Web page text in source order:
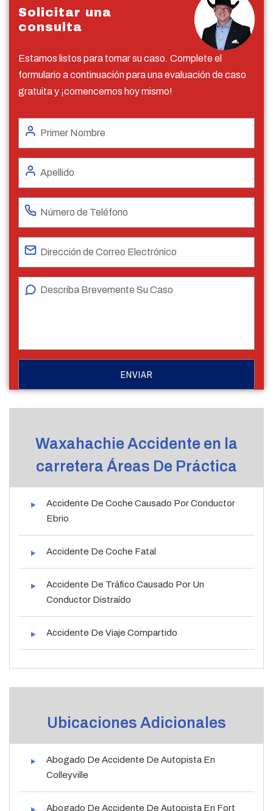
Solicitar una
consulta
Estamos listos para tomar su caso. Complete el
formulario a continuación para una evaluación de caso
gratuita y ¡comencemos hoy mismo!
Waxahachie Accidente en la
carretera Áreas De Práctica
Accidente De Coche Causado Por Conductor
Ebrio
Accidente De Coche Fatal
Accidente De Tráfico Causado Por Un
Conductor Distraído
Accidente De Viaje Compartido
Ubicaciones Adicionales
Abogado De Accidente De Autopista En
Colleyville
Abogado De Accidente De Autopista En Fort